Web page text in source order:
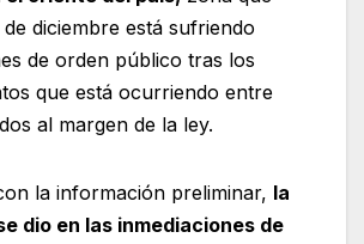
diciembre está sufriendo
de orden público tras los
que está ocurriendo entre
al margen de la ley.
la información preliminar, la
dio en las inmediaciones de